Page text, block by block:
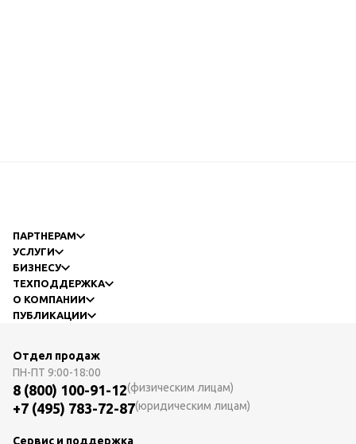
ПАРТНЕРАМ
УСЛУГИ
БИЗНЕСУ
ТЕХПОДДЕРЖКА
О КОМПАНИИ
ПУБЛИКАЦИИ
Отдел продаж
ПН-ПТ 9:00-18:00
8 (800) 100-91-12(физическим лицам)
+7 (495) 783-72-87(юридическим лицам)
Сервис и поддержка